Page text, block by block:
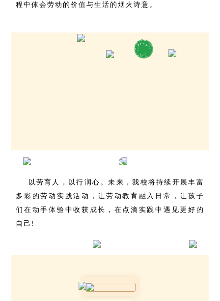
程中体会劳动的价值与生活的烟火诗意。
以劳育人，以行润心。未来，我校将持续开展丰富
多彩的劳动实践活动，让劳动教育融入日常，让孩子
们在动手体验中收获成长，在点滴实践中遇见更好的
自己!